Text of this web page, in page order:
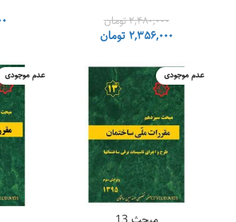
۲,۴۸۰,۰۰۰تومان
قیمت
۲,۴۸۰,۰۰۰ تومان
بود.
۲,۳۵۶,۰۰۰تومانقیمت
عدم موجودی عدم موجودی